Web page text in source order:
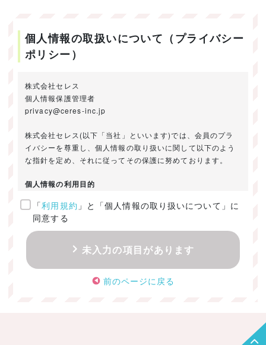
個人情報の取扱いについて（プライバシー
ポリシー）
株式会社セレス
個人情報保護管理者
privacy@ceres-inc.jp
株式会社セレス(以下「当社」といいます)では、会員のプラ
イバシーを尊重し、個人情報の取り扱いに関して以下のよう
な指針を定め、それに従ってその保護に努めております。
個人情報の利用目的
ご提供いただきました個人情報は、以下のためにのみ利用い
たします。
・お問い合わせに対する回答及び資料送付のご連絡
・当社のお客様向けサービスの提供
・本人確認
・サービスの開発・改善のための分析
「利用規約 」と「個人情報の取り扱いについて」に
同意する
未入力の項目があります
前のページに戻る